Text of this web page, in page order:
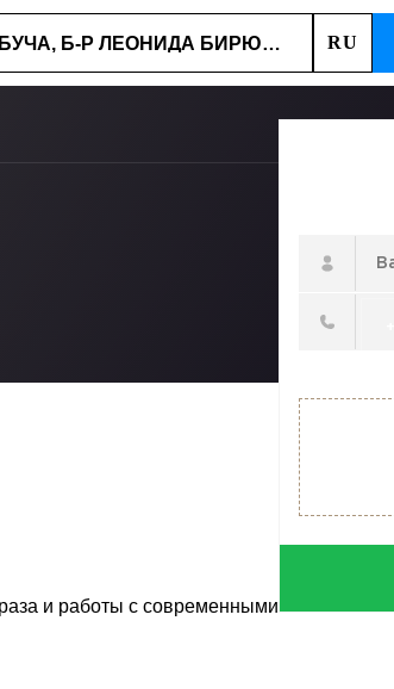
БУЧА, Б-Р ЛЕОНИДА БИРЮКОВА, 2RU
и работы с современными